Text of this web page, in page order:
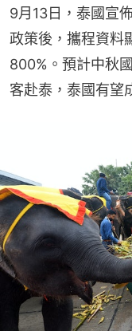
9月13日，泰國宣
政策後，攜程資料
800%。預計中秋
客赴泰，泰國有望